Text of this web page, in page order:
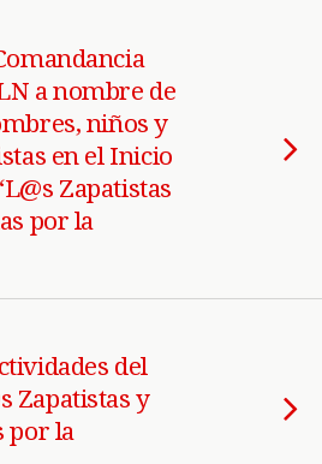
a nombre de
niños y
en el Inicio
Zapatistas
por la
del
Zapatistas y
por la